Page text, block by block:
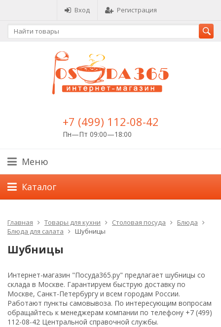
Вход Регистрация
+7 (499) 112-08-42
Пн—Пт 09:00—18:00
Меню
Каталог
Главная Товары для кухни Столовая посуда
Блюда
Блюда для салата
Шубницы
Шубницы
Интернет-магазин "Посуда365.ру" предлагает шубницы со
склада в Москве. Гарантируем быструю доставку по
Москве, Санкт-Петербургу и всем городам России.
Работают пункты самовывоза. По интересующим вопросам
обращайтесь к менеджерам компании по телефону +7 (499)
112-08-42 Центральной справочной службы.